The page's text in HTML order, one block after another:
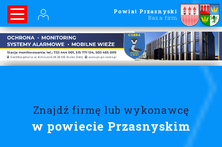
Powiat Przasnyski
Baza firm
Znajdź firmę lub wykonawcę
w powiecie Przasnyskim